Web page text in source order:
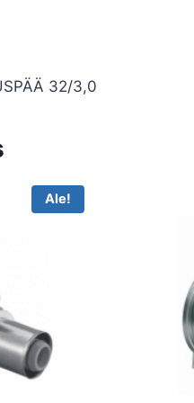
32/3,0
Ale!